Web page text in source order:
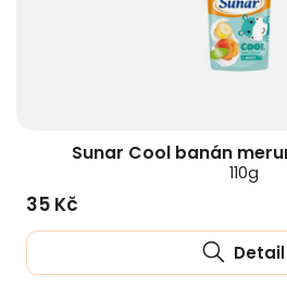
Sunar Cool banán
110g
35 Kč
Detail